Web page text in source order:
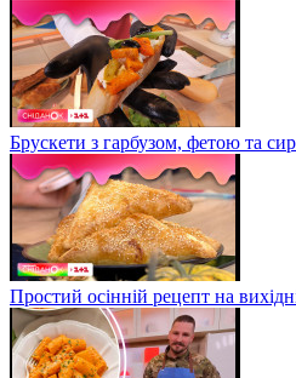
Брускети з гарбузом, фетою та
Простий осінній рецепт на